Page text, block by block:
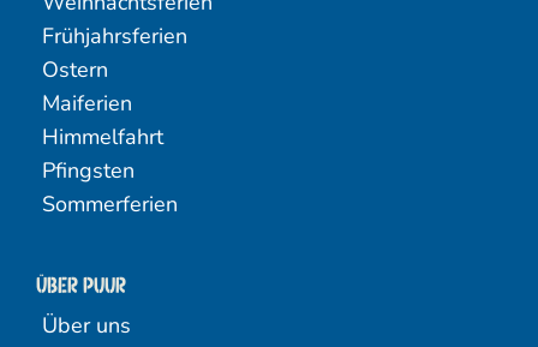
Frühjahrsferien
Ostern
Maiferien
Himmelfahrt
Pfingsten
Sommerferien
Über PUUR
Über uns